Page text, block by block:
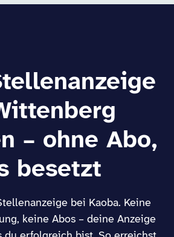
– ohne Abo,
besetzt
bei Kaoba. Keine
keine Abos – deine Anzeige